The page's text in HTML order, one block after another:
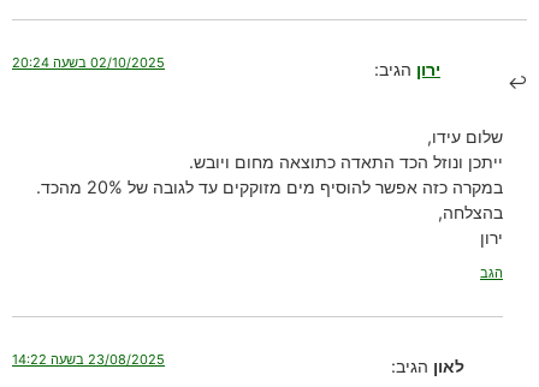
ירון הגיב: 02/10/2025 בשעה 20:24
שלום עידו,
ייתכן ונוזל הכד התאדה כתוצאה מחום ויובש.
במקרה כזה אפשר להוסיף מים מזוקקים עד לגובה של 20% מהכד.
בהצלחה,
ירון
הגב
לאון הגיב: 23/08/2025 בשעה 14:22